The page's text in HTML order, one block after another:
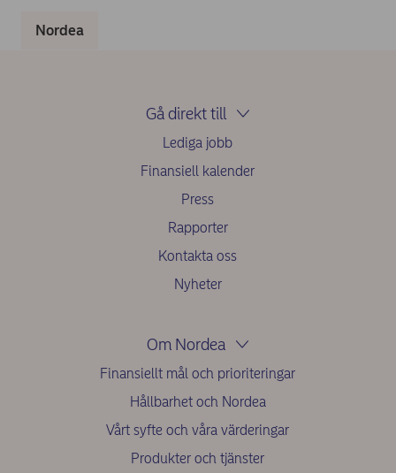
Nordea
Gå direkt till
Lediga jobb
Finansiell kalender
Press
Rapporter
Kontakta oss
Nyheter
Om Nordea
Finansiellt mål och prioriteringar
Hållbarhet och Nordea
Vårt syfte och våra värderingar
Produkter och tjänster